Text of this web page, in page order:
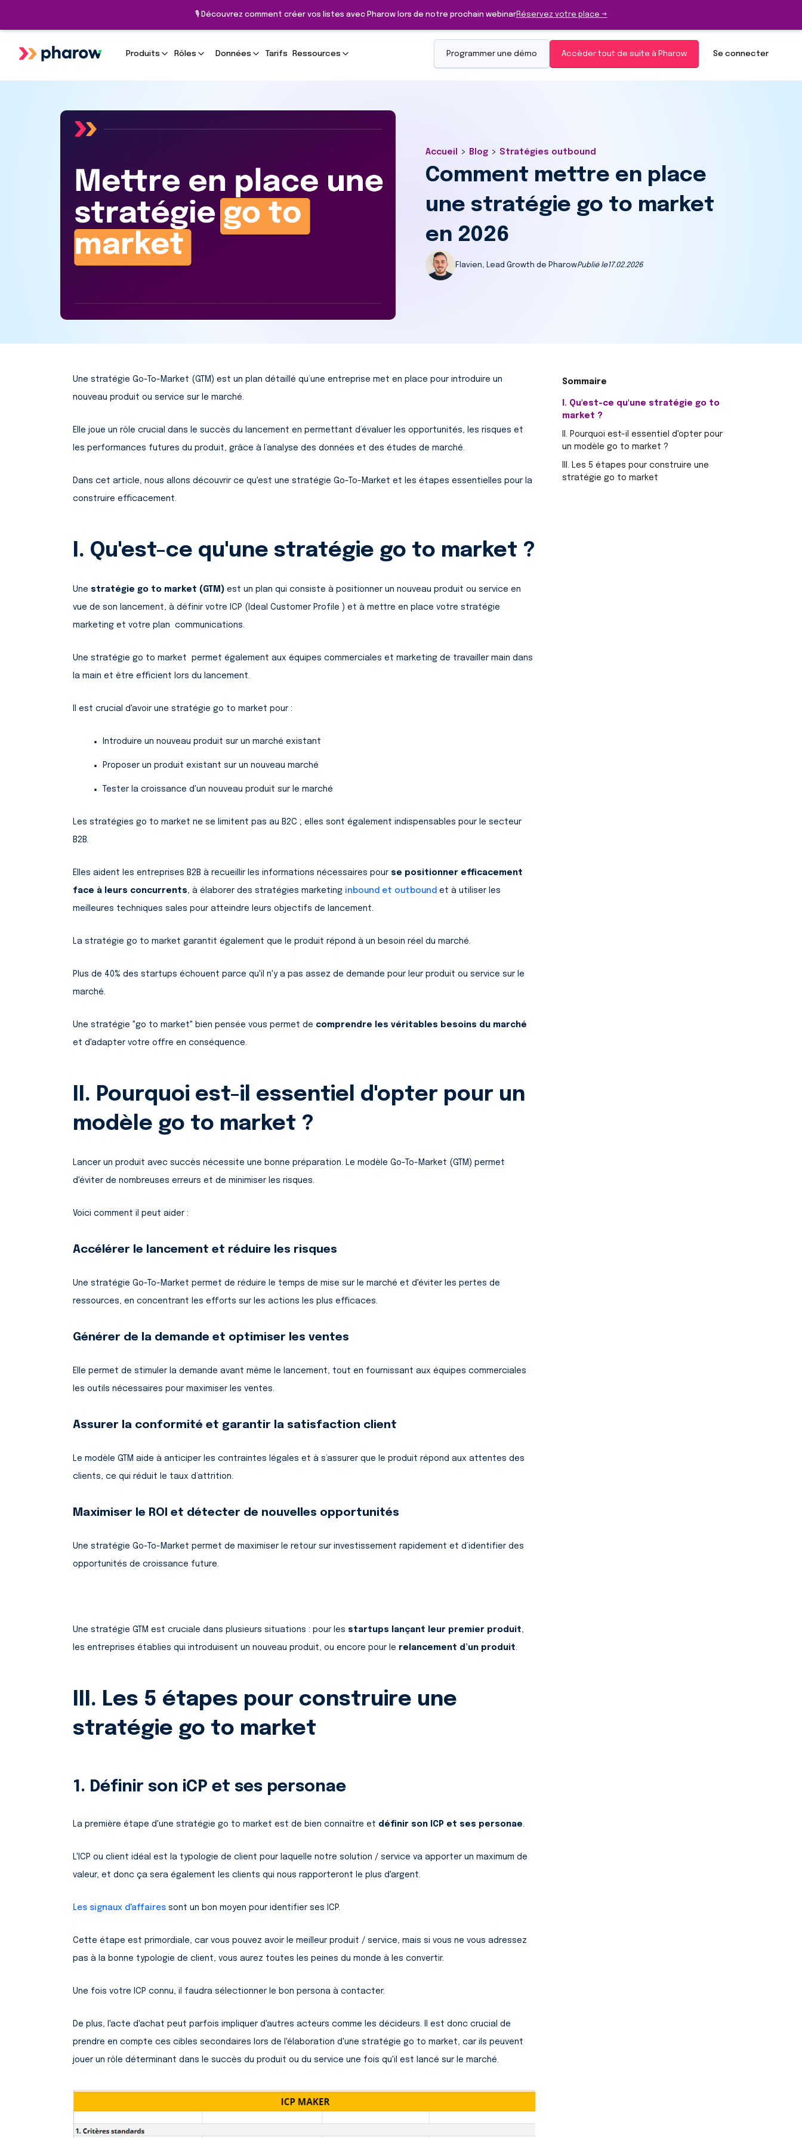
🎙️ Découvrez comment créer vos listes avec Pharow lors de notre prochain webinarRéservez votre place →
Produits Rôles Données Tarifs Ressources Programmer une démo Accèder tout de suite à Pharow Se connecter
Accueil > Blog > Stratégies outbound
Comment mettre en place
une stratégie go to market
en 2026
Flavien, Lead Growth de PharowPublié le17.02.2026
Une stratégie Go-To-Market (GTM) est un plan détaillé qu’une entreprise met en place pour introduire un
nouveau produit ou service sur le marché.
Elle joue un rôle crucial dans le succès du lancement en permettant d’évaluer les opportunités, les risques et
les performances futures du produit, grâce à l’analyse des données et des études de marché.
Dans cet article, nous allons découvrir ce qu'est une stratégie Go-To-Market et les étapes essentielles pour la
construire efficacement.
I. Qu'est-ce qu'une stratégie go to market ?
Une stratégie go to market (GTM) est un plan qui consiste à positionner un nouveau produit ou service en
vue de son lancement, à définir votre ICP (Ideal Customer Profile ) et à mettre en place votre stratégie
marketing et votre plan communications.
Une stratégie go to market permet également aux équipes commerciales et marketing de travailler main dans
la main et être efficient lors du lancement.
Il est crucial d'avoir une stratégie go to market pour :
Introduire un nouveau produit sur un marché existant
Proposer un produit existant sur un nouveau marché
Tester la croissance d'un nouveau produit sur le marché
Les stratégies go to market ne se limitent pas au B2C ; elles sont également indispensables pour le secteur
B2B.
Elles aident les entreprises B2B à recueillir les informations nécessaires pour se positionner efficacement
face à leurs concurrents, à élaborer des stratégies marketing inbound et outbound et à utiliser les
meilleures techniques sales pour atteindre leurs objectifs de lancement.
La stratégie go to market garantit également que le produit répond à un besoin réel du marché.
Plus de 40% des startups échouent parce qu'il n'y a pas assez de demande pour leur produit ou service sur le
marché.
Une stratégie "go to market" bien pensée vous permet de comprendre les véritables besoins du marché
et d'adapter votre offre en conséquence.
II. Pourquoi est-il essentiel d'opter pour un
modèle go to market ?
Lancer un produit avec succès nécessite une bonne préparation. Le modèle Go-To-Market (GTM) permet
d'éviter de nombreuses erreurs et de minimiser les risques.
Voici comment il peut aider :
Accélérer le lancement et réduire les risques
Une stratégie Go-To-Market permet de réduire le temps de mise sur le marché et d'éviter les pertes de
ressources, en concentrant les efforts sur les actions les plus efficaces.
Générer de la demande et optimiser les ventes
Elle permet de stimuler la demande avant même le lancement, tout en fournissant aux équipes commerciales
les outils nécessaires pour maximiser les ventes.
Assurer la conformité et garantir la satisfaction client
Le modèle GTM aide à anticiper les contraintes légales et à s’assurer que le produit répond aux attentes des
clients, ce qui réduit le taux d’attrition.
Maximiser le ROI et détecter de nouvelles opportunités
Une stratégie Go-To-Market permet de maximiser le retour sur investissement rapidement et d’identifier des
opportunités de croissance future.
Une stratégie GTM est cruciale dans plusieurs situations : pour les startups lançant leur premier produit,
les entreprises établies qui introduisent un nouveau produit, ou encore pour le relancement d’un produit.
III. Les 5 étapes pour construire une
stratégie go to market
1. Définir son iCP et ses personae
La première étape d'une stratégie go to market est de bien connaître et définir son ICP et ses personae.
L'ICP ou client idéal est la typologie de client pour laquelle notre solution / service va apporter un maximum de
valeur, et donc ça sera également les clients qui nous rapporteront le plus d'argent.
Les signaux d'affaires sont un bon moyen pour identifier ses ICP.
Cette étape est primordiale, car vous pouvez avoir le meilleur produit / service, mais si vous ne vous adressez
pas à la bonne typologie de client, vous aurez toutes les peines du monde à les convertir.
Une fois votre ICP connu, il faudra sélectionner le bon persona à contacter.
De plus, l'acte d'achat peut parfois impliquer d'autres acteurs comme les décideurs. Il est donc crucial de
prendre en compte ces cibles secondaires lors de l'élaboration d'une stratégie go to market, car ils peuvent
jouer un rôle déterminant dans le succès du produit ou du service une fois qu'il est lancé sur le marché.
I. Qu'est-ce qu'une stratégie go to
market ?
II. Pourquoi est-il essentiel d'opter pour
un modèle go to market ?
III. Les 5 étapes pour construire une
stratégie go to market